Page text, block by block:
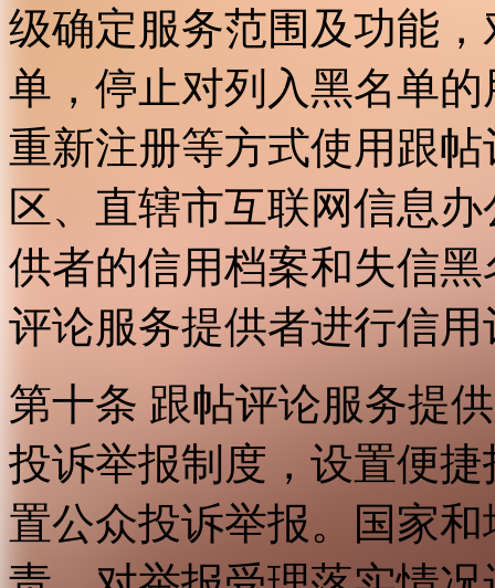
级确定服务范围及功能
单，停止对列入黑名单
重新注册等方式使用跟
区、直辖市互联网信息
供者的信用档案和失信
评论服务提供者进行信用
第十条 跟帖评论服务提
投诉举报制度，设置便
置公众投诉举报。国家